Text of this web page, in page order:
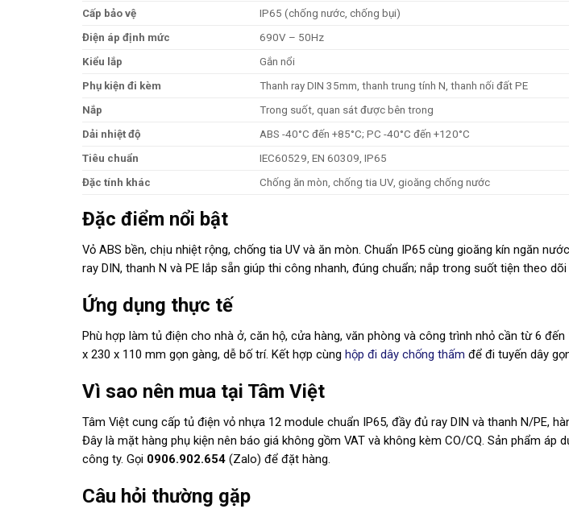
Cấp bảo vệ
IP65 (chống nước, chống bụi)
Điện áp định mức
690V – 50Hz
Kiểu lắp
Gắn nổi
Phụ kiện đi kèm
Thanh ray DIN 35mm, thanh trung tính N, thanh nối đất PE
Nắp
Trong suốt, quan sát được bên trong
Dải nhiệt độ
ABS -40°C đến +85°C; PC -40°C đến +120°C
Tiêu chuẩn
IEC60529, EN 60309, IP65
Đặc tính khác
Chống ăn mòn, chống tia UV, gioăng chống nước
Đặc điểm nổi bật
Vỏ ABS bền, chịu nhiệt rộng, chống tia UV và ăn mòn. Chuẩn IP65 cùng gioăng kín ngăn
ray DIN, thanh N và PE lắp sẵn giúp thi công nhanh, đúng chuẩn; nắp trong suốt tiện theo dõi
Ứng dụng thực tế
Phù hợp làm tủ điện cho nhà ở, căn hộ, cửa hàng, văn phòng và công trình nhỏ cần từ 6
x 230 x 110 mm gọn gàng, dễ bố trí. Kết hợp cùng hộp đi dây chống thấm để đi tuyến dây
Vì sao nên mua tại Tâm Việt
Tâm Việt cung cấp tủ điện vỏ nhựa 12 module chuẩn IP65, đầy đủ ray DIN và thanh N/PE,
Đây là mặt hàng phụ kiện nên báo giá không gồm VAT và không kèm CO/CQ. Sản phẩm áp
công ty. Gọi 0906.902.654 (Zalo) để đặt hàng.
Câu hỏi thường gặp